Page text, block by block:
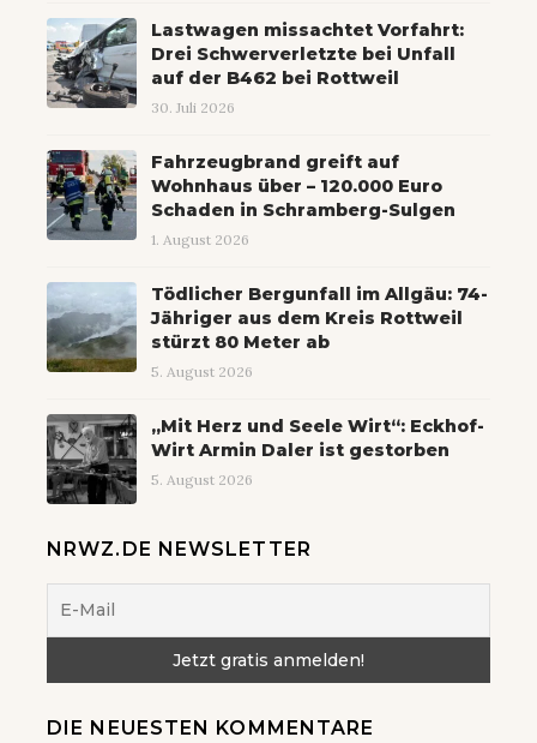
Lastwagen missachtet Vorfahrt:
Drei Schwerverletzte bei Unfall
auf der B462 bei Rottweil
30. Juli 2026
Fahrzeugbrand greift auf
Wohnhaus über – 120.000 Euro
Schaden in Schramberg-Sulgen
1. August 2026
Tödlicher Bergunfall im Allgäu: 74-
Jähriger aus dem Kreis Rottweil
stürzt 80 Meter ab
5. August 2026
„Mit Herz und Seele Wirt“: Eckhof-
Wirt Armin Daler ist gestorben
5. August 2026
NRWZ.DE NEWSLETTER
DIE NEUESTEN KOMMENTARE